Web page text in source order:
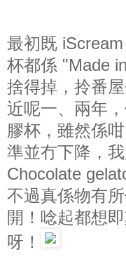
最初既
杯都係 "Made
捨得掉，拎番
近呢一、兩年
膠杯，雖然係
準並冇下降，
Chocolate
不過真係物有
開！唸起都想
呀！